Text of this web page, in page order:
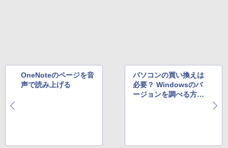
OneNoteのページを音
声で読み上げる
パソコンの買い換えは
必要？ Windowsのバ
ージョンを調べる方法